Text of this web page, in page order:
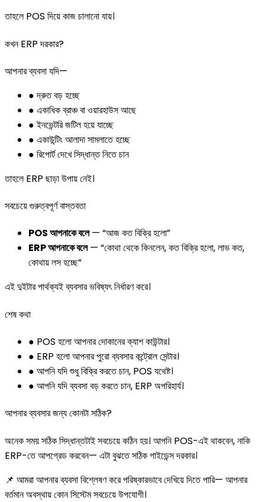
তাহলে POS দিয়ে কাজ চালানো যায়।
কখন ERP দরকার?
আপনার ব্যবসা যদি—
● দ্রুত বড় হচ্ছে
● একাধিক ব্রাঞ্চ বা ওয়ারহাউস আছে
● ইনভেন্টরি জটিল হয়ে যাচ্ছে
● একাউন্টিং আলাদা সামলাতে হচ্ছে
● রিপোর্ট দেখে সিদ্ধান্ত নিতে চান
তাহলে ERP ছাড়া উপায় নেই।
সবচেয়ে গুরুত্বপূর্ণ বাস্তবতা
POS আপনাকে বলে— “আজ কত বিক্রি হলো”
ERP আপনাকে বলে— “কোথা থেকে কিনলেন, কত বিক্রি হলো, লাভ কত,
কোথায় লস হচ্ছে”
এই দুইটার পার্থক্যই ব্যবসার ভবিষ্যৎ নির্ধারণ করে।
শেষ কথা
● POS হলো আপনার দোকানের ক্যাশ কাউন্টার।
● ERP হলো আপনার পুরো ব্যবসার কন্ট্রোল সেন্টার।
● আপনি যদি শুধু বিক্রি করতে চান, POS যথেষ্ট।
● আপনি যদি ব্যবসা বড় করতে চান, ERP অপরিহার্য।
আপনার ব্যবসার জন্য কোনটা সঠিক?
অনেক সময় সঠিক সিদ্ধান্তটাই সবচেয়ে কঠিন হয়। আপনি POS-এই থাকবেন, নাকি
ERP-তে আপগ্রেড করবেন— এটা বুঝতে সঠিক গাইডেন্স দরকার।
📌 আমরা আপনার ব্যবসা বিশ্লেষণ করে পরিষ্কারভাবে দেখিয়ে দিতে পারি— আপনার
বর্তমান অবস্থায় কোন সিস্টেম সবচেয়ে উপযোগী।